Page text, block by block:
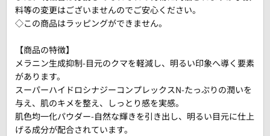
料等の変更はございませんのでご安心ください。
◇この商品はラッピングができません。
【商品の特徴】
メラニン生成抑制-目元のクマを軽減し、明るい印象へ導く要素
があります。
スーパーハイドロシナジーコンプレックスN-たっぷりの潤いを
与え、肌のキメを整え、しっとり感を実感。
肌色均一化パウダー-自然な輝きを引き出し、明るい目元に仕上
げる成分が配合されています。